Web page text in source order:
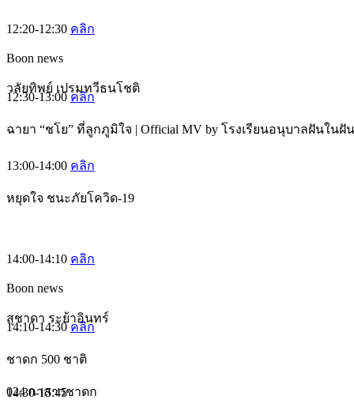
12:20-12:30 คลิก
Boon news
วลัยทิพย์ เปรมทวีธนโชติ
12:30-13:00 คลิก
ฉายา “ชโย” ที่ลูกภูมิใจ | Official MV by โรงเรียนอนุบาลฝันในฝั
13:00-14:00 คลิก
หยุดใจ ชนะภัยโควิด-19
14:00-14:10 คลิก
Boon news
สุชาดา ระย้าอินทร์
14:10-14:30คลิก
ชาดก 500 ชาติ
024 กาสาวชาดก
14:30-15:45